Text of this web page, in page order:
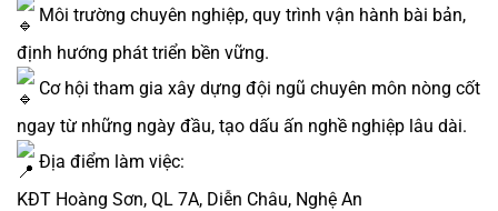
Môi trường chuyên nghiệp, quy trình vận hành bài bản,
định hướng phát triển bền vững.
Cơ hội tham gia xây dựng đội ngũ chuyên môn nòng cốt
ngay từ những ngày đầu, tạo dấu ấn nghề nghiệp lâu dài.
Địa điểm làm việc:
KĐT Hoàng Sơn, QL 7A, Diễn Châu, Nghệ An